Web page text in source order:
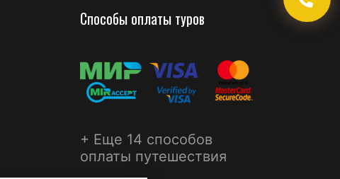
Способы оплаты туров
+ Еще 14 способов
оплаты путешествия